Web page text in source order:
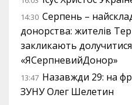
14:30 Серпень –
донорства: жителів
закликають
«ЯСерпневийДонор»
13:47 Назавжди 29: на
ЗУНУ Олег Шелетин